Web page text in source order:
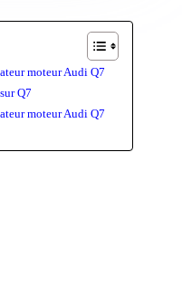
moteur Audi Q7
Q7
moteur Audi Q7